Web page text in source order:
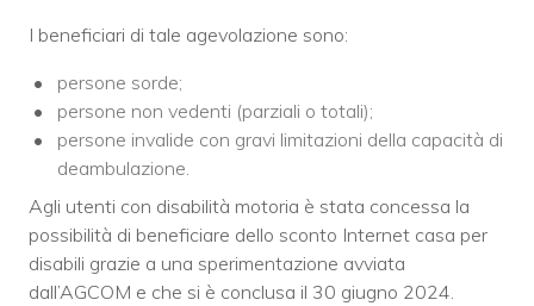
I beneficiari di tale agevolazione sono:
persone sorde;
persone non vedenti (parziali o totali);
persone invalide con gravi limitazioni della capacità di
deambulazione.
Agli utenti con disabilità motoria è stata concessa la
possibilità di beneficiare dello sconto Internet casa per
disabili grazie a una sperimentazione avviata
dall’AGCOM e che si è conclusa il 30 giugno 2024.